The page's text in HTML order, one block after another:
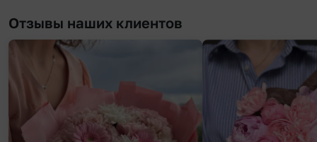
Отзывы наших клиентов